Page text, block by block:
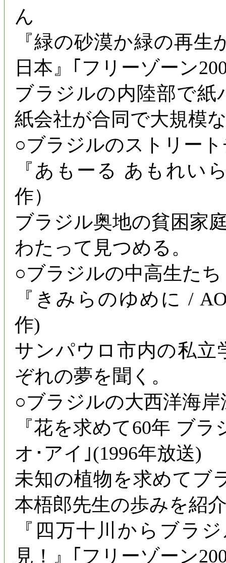
ん
『緑の砂漠か緑の再
日本』｢フリーゾーン
ブラジルの内陸部で
紙会社が合同で大規模
○ブラジルのストリー
『あもーる あもれい
作）
ブラジル奥地の貧困家
わたって見つめる。
○ブラジルの中高生たち
『きみらのゆめに /
作)
サンパウロ市内の私立
ぞれの夢を聞く。
○ブラジルの大西洋海岸
『花を求めて60年 ブ
オ･アイ｣(1996年放送)
未知の植物を求めてブ
本梧郎先生の歩みを紹
『四万十川からブラ
見！』｢フリーゾーン